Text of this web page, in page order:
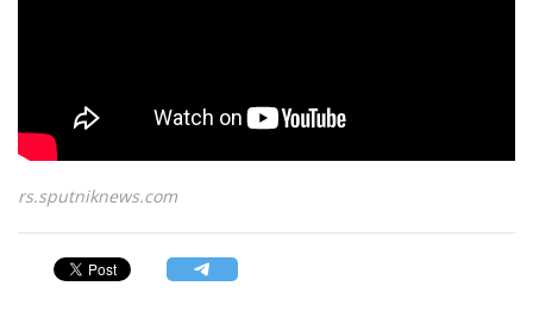
rs.sputniknews.com